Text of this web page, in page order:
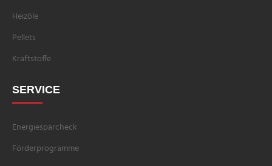
Heizöle
Pellets
Kraftstoffe
SERVICE
Energiesparcheck
Förderprogramme